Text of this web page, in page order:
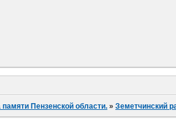
Пензенской области. »Земетчинский